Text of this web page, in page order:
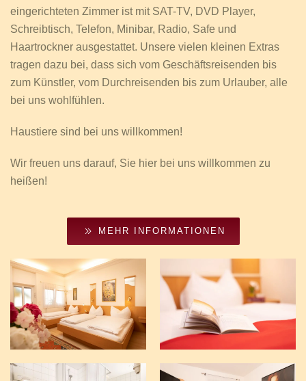
eingerichteten Zimmer ist mit SAT-TV, DVD Player,
Schreibtisch, Telefon, Minibar, Radio, Safe und
Haartrockner ausgestattet. Unsere vielen kleinen Extras
tragen dazu bei, dass sich vom Geschäftsreisenden bis
zum Künstler, vom Durchreisenden bis zum Urlauber, alle
bei uns wohlfühlen.
Haustiere sind bei uns willkommen!
Wir freuen uns darauf, Sie hier bei uns willkommen zu
heißen!
MEHR INFORMATIONEN